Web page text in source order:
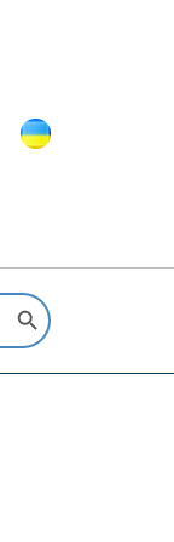
Search Button